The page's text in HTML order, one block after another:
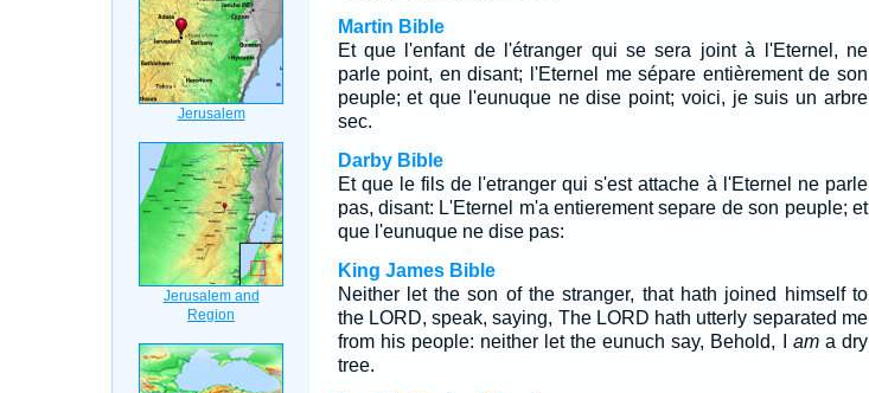
Martin Bible
Et que l'enfant de l'étranger qui se sera joint à l'Eternel, ne
parle point, en disant; l'Eternel me sépare entièrement de son
peuple; et que l'eunuque ne dise point; voici, je suis un arbre
sec.
Darby Bible
Et que le fils de l'etranger qui s'est attache à l'Eternel ne parle
pas, disant: L'Eternel m'a entierement separe de son peuple; et
que l'eunuque ne dise pas:
King James Bible
Neither let the son of the stranger, that hath joined himself to
the LORD, speak, saying, The LORD hath utterly separated me
from his people: neither let the eunuch say, Behold, I ama dry
tree.